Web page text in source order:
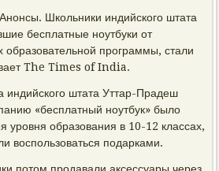
Школьники индийского штата
бесплатные ноутбуки от
образовательной программы, стали
The Times of India.
индийского штата Уттар-Прадеш
«бесплатный ноутбук» было
уровня образования в 10-12 классах,
воспользоваться подарками.